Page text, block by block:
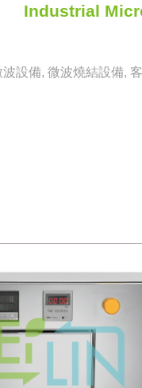
Industrial
設備, 微波燒結設備,